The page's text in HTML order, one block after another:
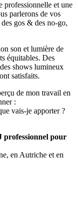
professionnelle et une
parlerons de vos
gos & des no-go,
son et lumière de
équitables. Des
shows lumineux
satisfaits.
de mon travail en
:
vais-je apporter ?
professionnel pour
en Autriche et en